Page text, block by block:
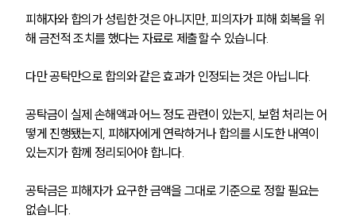
피해자와 합의가 성립한 것은 아니지만, 피의자가 피해 회복을 위
해 금전적 조치를 했다는 자료로 제출할 수 있습니다.
다만 공탁만으로 합의와 같은 효과가 인정되는 것은 아닙니다.
공탁금이 실제 손해액과 어느 정도 관련이 있는지, 보험 처리는 어
떻게 진행됐는지, 피해자에게 연락하거나 합의를 시도한 내역이
있는지가 함께 정리되어야 합니다.
공탁금은 피해자가 요구한 금액을 그대로 기준으로 정할 필요는
없습니다.